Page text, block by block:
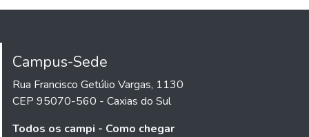
Campus-Sede
Rua Francisco Getúlio Vargas, 1130
CEP 95070-560 - Caxias do Sul
Todos os campi - Como chegar